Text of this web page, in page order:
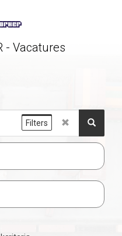
- Vacatures
Filters